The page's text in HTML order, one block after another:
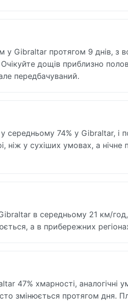
у Gibraltar протягом 9 днів, з
дощів приблизно
передбачуваний.
середньому 74% у Gibraltar, і
ніж у сухіших умовах, а
в середньому 21 км/год,
а в прибережних
47% хмарності, аналогічні
змінюється протягом дня.